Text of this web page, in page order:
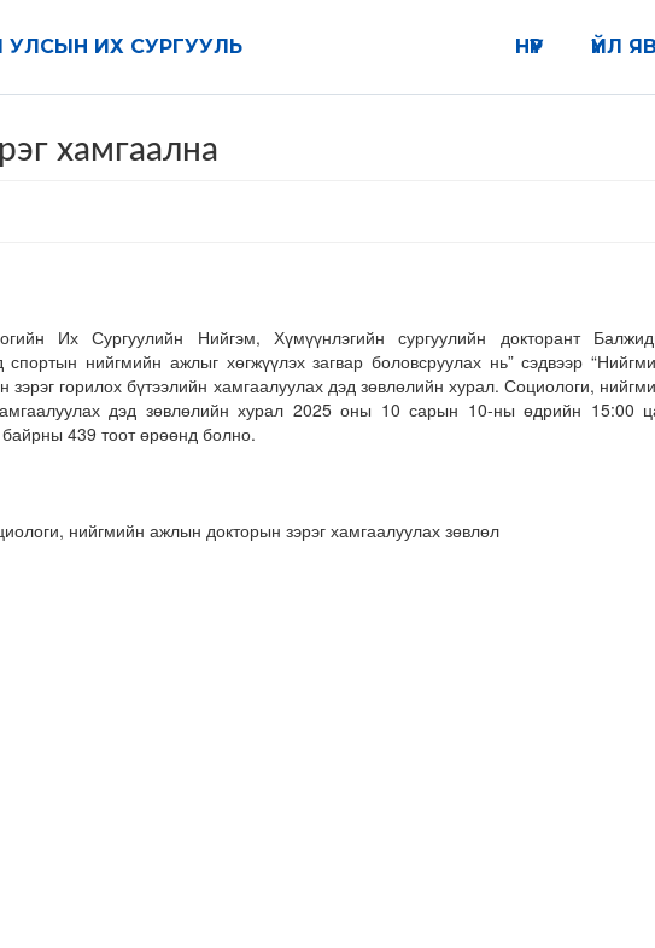
УЛСЫН ИХ СУРГУУЛЬ ҮЙЛ
НҮҮР
хамгаална
Их Сургуулийн Нийгэм, Хүмүүнлэгийн сургуулийн докторант
нийгмийн ажлыг хөгжүүлэх загвар боловсруулах нь” сэдвээр
горилох бүтээлийн хамгаалуулах дэд зөвлөлийн хурал. Социологи,
дэд зөвлөлийн хурал 2025 оны 10 сарын 10-ны өдрийн 15:00
439 тоот өрөөнд болно.
нийгмийн ажлын докторын зэрэг хамгаалуулах зөвлөл